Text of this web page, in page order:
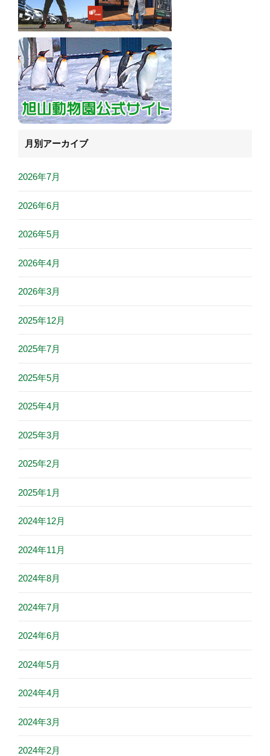
月別アーカイブ
2026年7月
2026年6月
2026年5月
2026年4月
2026年3月
2025年12月
2025年7月
2025年5月
2025年4月
2025年3月
2025年2月
2025年1月
2024年12月
2024年11月
2024年8月
2024年7月
2024年6月
2024年5月
2024年4月
2024年3月
2024年2月